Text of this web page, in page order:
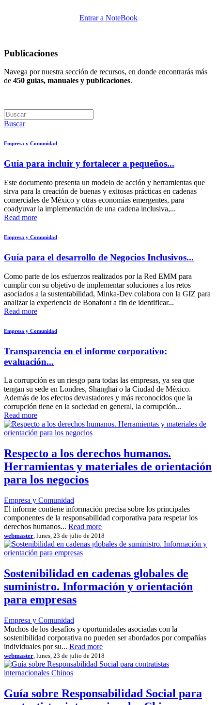
Entrar a NoteBook
Publicaciones
Navega por nuestra sección de recursos, en donde encontrarás más
de 450 guías, manuales y publicaciones.
Buscar
Empresa y Comunidad
Guía para incluir y fortalecer a pequeños...
Este documento presenta un modelo de acción y herramientas que
sirva para la creación de buenas y exitosas prácticas en cadenas
comerciales de México y otras economías emergentes, para
coadyuvar la implementación de una cadena inclusiva,...
Read more
Empresa y Comunidad
Guía para el desarrollo de Negocios Inclusivos...
Como parte de los esfuerzos realizados por la Red EMM para
cumplir con su objetivo de implementar soluciones a los retos
asociados a la sustentabilidad, Minka-Dev colabora con la GIZ para
analizar la experiencia de Bonafont a fin de identificar...
Read more
Empresa y Comunidad
Transparencia en el informe corporativo:
evaluación...
La corrupción es un riesgo para todas las empresas, ya sea que
tengan su sede en Londres, Shanghai o la Ciudad de México.
Además de los efectos devastadores y más reconocidos que la
corrupción tiene en la sociedad en general, la corrupción...
Read more
Respecto a los derechos humanos.
Herramientas y materiales de orientación
para los negocios
Empresa y Comunidad
El informe contiene información precisa sobre los principales
componentes de la responsabilidad corporativa para respetar los
derechos humanos... Read more
webmaster, lunes, 23 de julio de 2018
Sostenibilidad en cadenas globales de
suministro. Información y orientación
para empresas
Empresa y Comunidad
Muchos de los desafíos y oportunidades asociadas con la
sostenibilidad corporativa no pueden ser abordados por compañías
individuales por su... Read more
webmaster , lunes, 23 de julio de 2018
Guía sobre Responsabilidad Social para